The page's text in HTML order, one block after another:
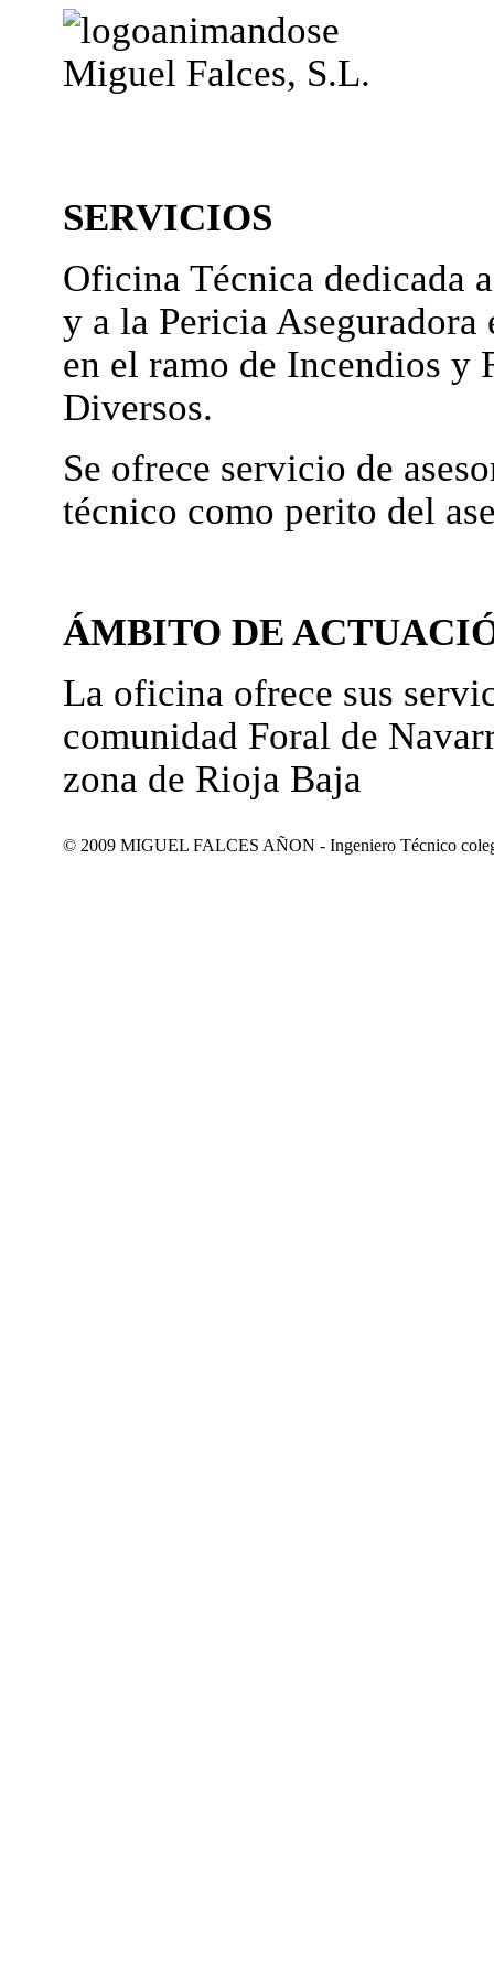
Miguel Falces, S.L.
SERVICIOS
Oficina Técnica dedicada
y a la Pericia Aseguradora
en el ramo de Incendios y
Diversos.
Se ofrece servicio de
técnico como perito del
ÁMBITO DE
La oficina ofrece sus
comunidad Foral de
zona de Rioja Baja
© 2009 MIGUEL FALCES AÑON - Ingeniero Técnico